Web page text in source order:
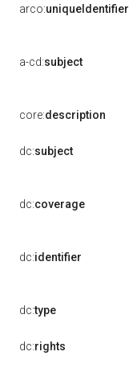
arco:uniqueIdentifier
a-cd:subject
core:description
dc:subject
dc:coverage
dc:identifier
dc:type
dc:rights